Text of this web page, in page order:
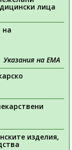
лица
на
Указания на ЕМА
изделия,